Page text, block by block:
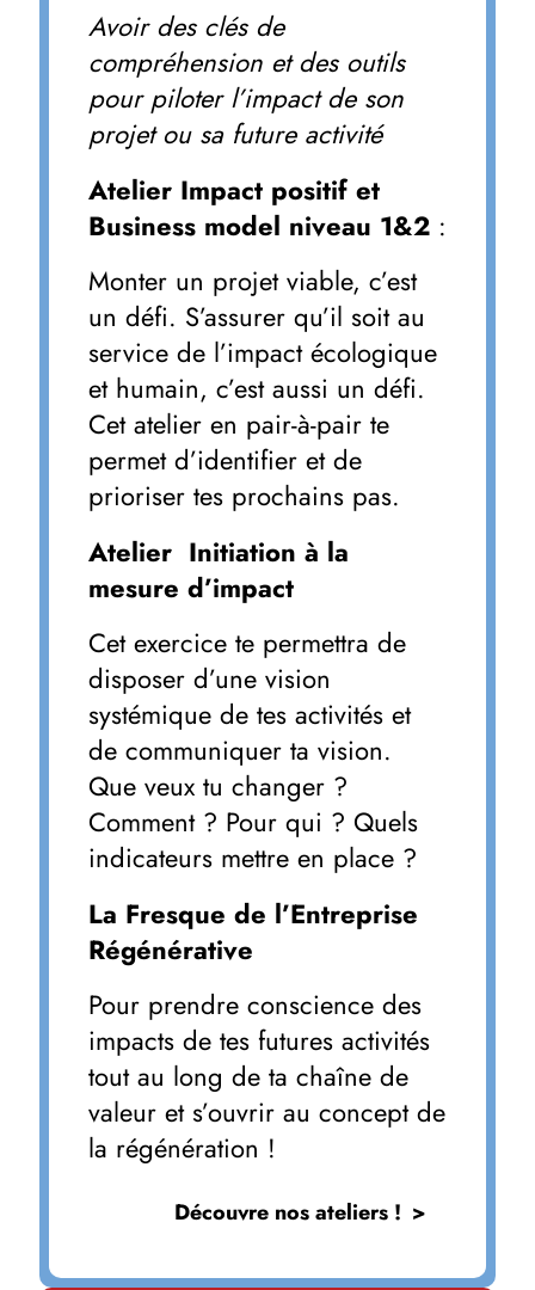
Avoir des clés de
compréhension et des outils
pour piloter l’impact de son
projet ou sa future activité
Atelier Impact positif et
Business model niveau 1&2 :
Monter un projet viable, c’est
un défi. S’assurer qu’il soit au
service de l’impact écologique
et humain, c’est aussi un défi.
Cet atelier en pair-à-pair te
permet d’identifier et de
prioriser tes prochains pas.
Atelier Initiation à la
mesure d’impact
Cet exercice te permettra de
disposer d’une vision
systémique de tes activités et
de communiquer ta vision.
Que veux tu changer ?
Comment ? Pour qui ? Quels
indicateurs mettre en place ?
La Fresque de l’Entreprise
Régénérative
Pour prendre conscience des
impacts de tes futures activités
tout au long de ta chaîne de
valeur et s’ouvrir au concept de
la régénération !
Découvre nos ateliers !